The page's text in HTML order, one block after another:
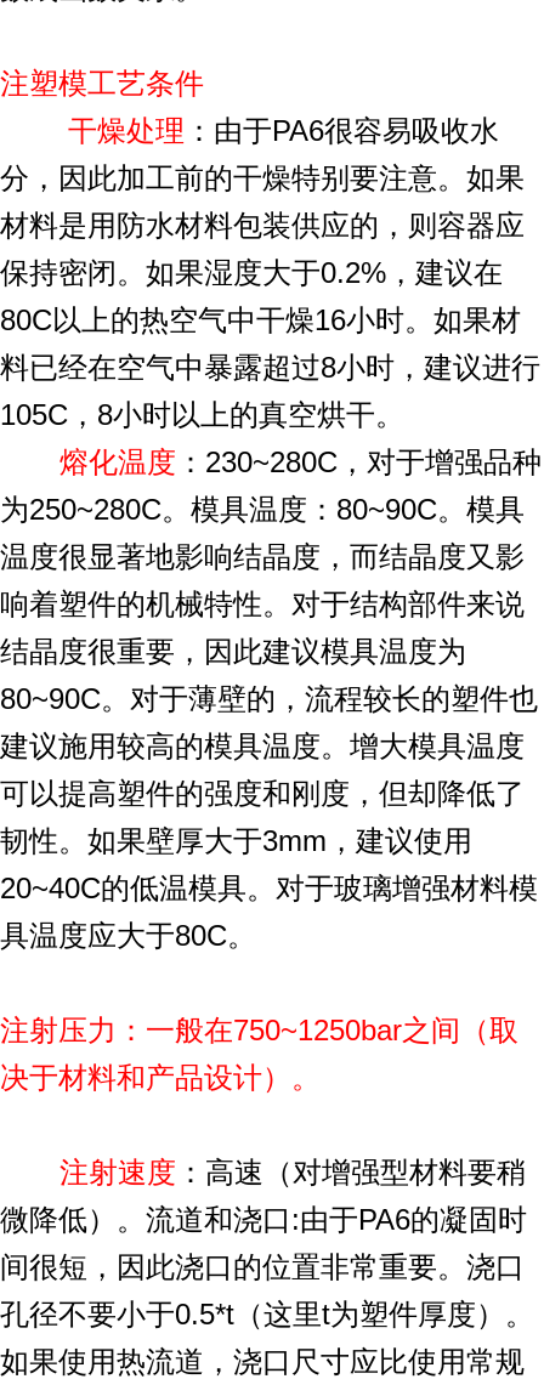
注塑模工艺条件
干燥处理 ：由于PA6很容易吸收水
分，因此加工前的干燥特别要注意。如果
材料是用防水材料包装供应的，则容器应
保持密闭。如果湿度大于0.2%，建议在
80C以上的热空气中干燥16小时。如果材
料已经在空气中暴露超过8小时，建议进行
105C，8小时以上的真空烘干。
熔化温度 ：230~280C，对于增强品种
为250~280C。模具温度：80~90C。模具
温度很显著地影响结晶度，而结晶度又影
响着塑件的机械特性。对于结构部件来说
结晶度很重要，因此建议模具温度为
80~90C。对于薄壁的，流程较长的塑件也
建议施用较高的模具温度。增大模具温度
可以提高塑件的强度和刚度，但却降低了
韧性。如果壁厚大于3mm，建议使用
20~40C的低温模具。对于玻璃增强材料模
具温度应大于80C。
注射压力：一般在750~1250bar之间（取
决于材料和产品设计）。
注射速度 ：高速（对增强型材料要稍
微降低）。流道和浇口:由于PA6的凝固时
间很短，因此浇口的位置非常重要。浇口
孔径不要小于0.5*t（这里t为塑件厚度）。
如果使用热流道，浇口尺寸应比使用常规